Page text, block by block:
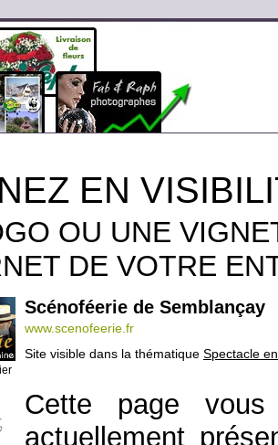
EN
OU UNE
DE VOTRE
Scénoféerie de Semblançay
www.scenofeerie.fr
Site visible dans la thématique Spectacle
Cette page
actuellement